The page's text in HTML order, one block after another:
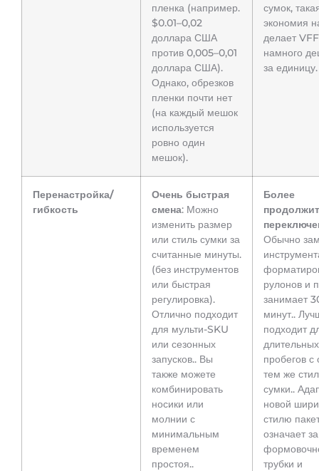
пленка (например.
$0.01–0,02
доллара США
против 0,005–0,01
доллара США).
Однако, обрезков
пленки почти нет
(на каждый мешок
используется
ровно один
мешок).
сумок,
экономия
делает
намного
за единицу.
Перенастройка/
гибкость
Очень быстрая
смена: Можно
изменить размер
или стиль сумки за
считанные минуты.
(без инструментов
или быстрая
регулировка).
Отлично подходит
для мульти-SKU
или сезонных
запусков.. Вы
также можете
комбинировать
носики или
молнии с
минимальным
временем
простоя..
Более
Обычно
рулонов и
занимает
минут..
подходит
длительных
пробегов
тем же
сумки..
новой
стилю
означает
трубки и